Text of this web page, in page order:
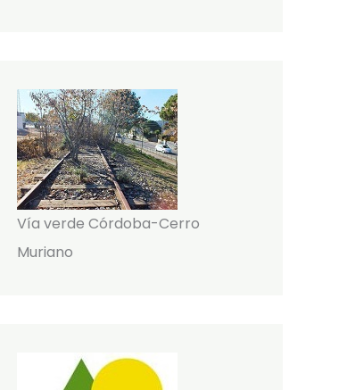
Vía verde Córdoba-Cerro
Muriano